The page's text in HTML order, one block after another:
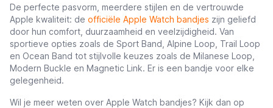
De perfecte pasvorm, meerdere stijlen en de vertrouwde
Apple kwaliteit: de officiële Apple Watch bandjes zijn geliefd
door hun comfort, duurzaamheid en veelzijdigheid. Van
sportieve opties zoals de Sport Band, Alpine Loop, Trail Loop
en Ocean Band tot stijlvolle keuzes zoals de Milanese Loop,
Modern Buckle en Magnetic Link. Er is een bandje voor elke
gelegenheid.
Wil je meer weten over Apple Watch bandjes? Kijk dan op